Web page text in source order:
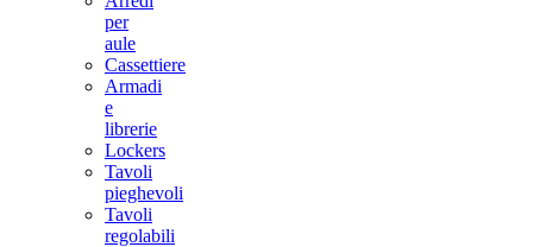
per
aule
Cassettiere
Armadi
e
librerie
Lockers
Tavoli
pieghevoli
Tavoli
regolabili